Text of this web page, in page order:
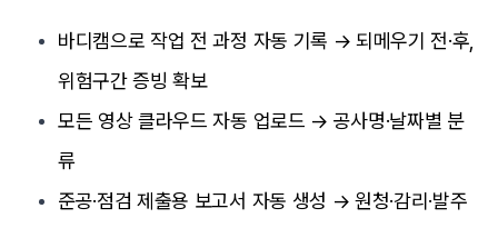
바디캠으로 작업 전 과정 자동 기록 → 되메우기 전·후,
위험구간 증빙 확보
모든 영상 클라우드 자동 업로드 → 공사명·날짜별 분
류
준공·점검 제출용 보고서 자동 생성 → 원청·감리·발주